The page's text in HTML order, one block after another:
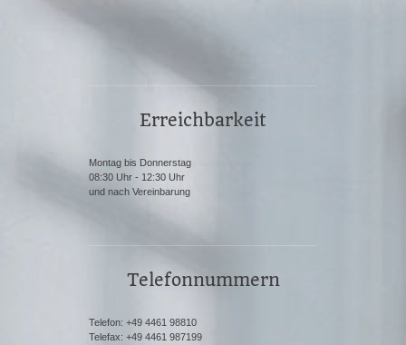
Erreichbarkeit
Montag bis Donnerstag
08:30 Uhr - 12:30 Uhr
und nach Vereinbarung
Telefonnummern
Telefon: +49 4461 98810
Telefax: +49 4461 987199